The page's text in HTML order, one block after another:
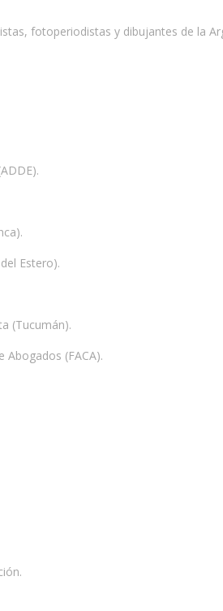
fotoperiodistas y dibujantes de la
Estero).
(Tucumán).
Abogados (FACA).